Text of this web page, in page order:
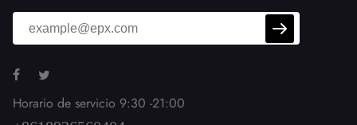
Horario de servicio 9:30 -21:00